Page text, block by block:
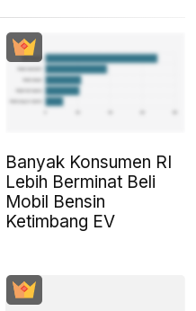
Banyak Konsumen RI
Lebih Berminat Beli
Mobil Bensin
Ketimbang EV